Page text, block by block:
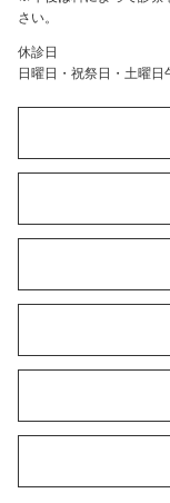
さい。
休診日
日曜日・祝祭日・土曜日